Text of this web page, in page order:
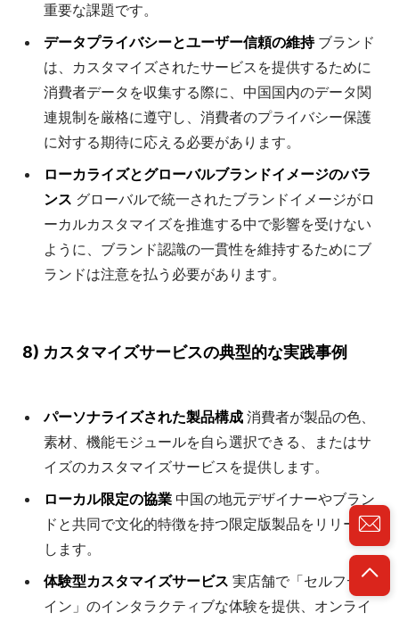
重要な課題です。
データプライバシーとユーザー信頼の維持 ブランド
は、カスタマイズされたサービスを提供するために
消費者データを収集する際に、中国国内のデータ関
連規制を厳格に遵守し、消費者のプライバシー保護
に対する期待に応える必要があります。
ローカライズとグローバルブランドイメージのバラ
ンス グローバルで統一されたブランドイメージがロ
ーカルカスタマイズを推進する中で影響を受けない
ように、ブランド認識の一貫性を維持するためにブ
ランドは注意を払う必要があります。
8) カスタマイズサービスの典型的な実践事例
パーソナライズされた製品構成 消費者が製品の色、
素材、機能モジュールを自ら選択できる、またはサ
イズのカスタマイズサービスを提供します。
ローカル限定の協業 中国の地元デザイナーやブラン
ドと共同で文化的特徴を持つ限定版製品をリリース
します。
体験型カスタマイズサービス 実店舗で「セルフデザ
イン」のインタラクティブな体験を提供、オンライ